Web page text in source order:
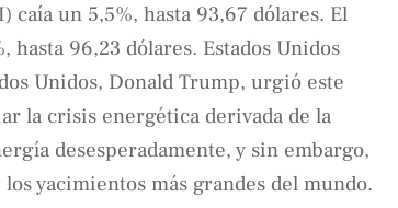
caía un 5,5%, hasta 93,67 dólares. El
96,23 dólares. Estados Unidos
Unidos, Donald Trump, urgió este
la crisis energética derivada de la
desesperadamente, y sin embargo,
yacimientos más grandes del mundo.